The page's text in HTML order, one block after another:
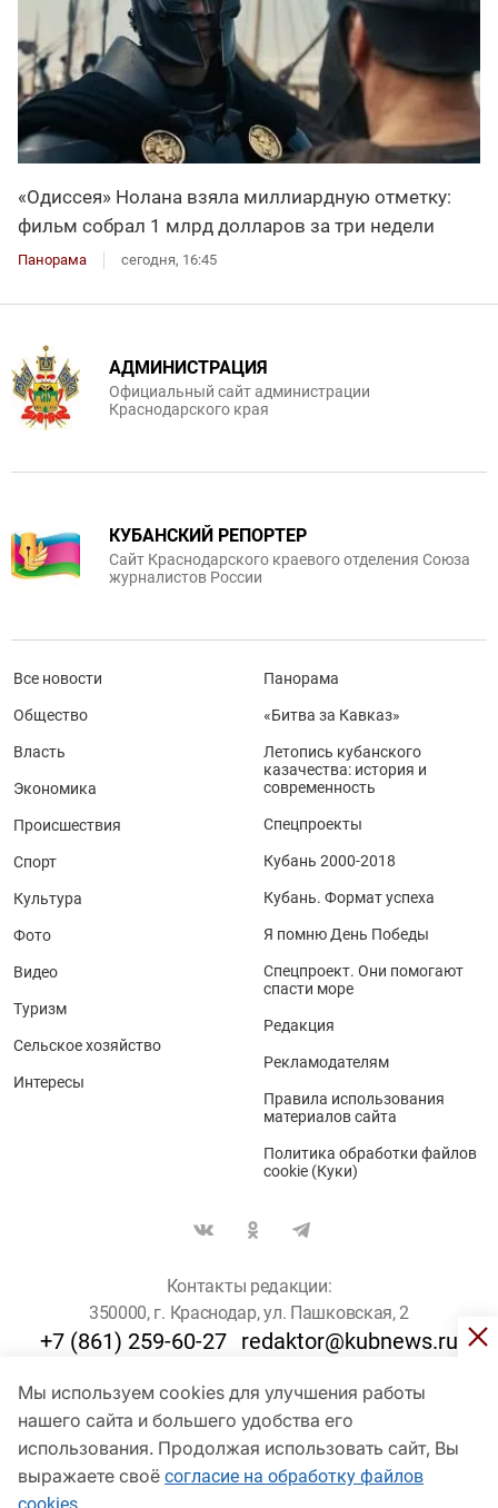
«Одиссея» Нолана взяла миллиардную отметку:
фильм собрал 1 млрд долларов за три недели
Панорама сегодня, 16:45
Мы используем cookies для улучшения работы
нашего сайта и большего удобства его
использования. Продолжая использовать сайт, Вы
выражаете своё согласие на обработку файлов
АДМИНИСТРАЦИЯ
Официальный сайт администрации
Краснодарского края
КУБАНСКИЙ РЕПОРТЕР
Сайт Краснодарского краевого отделения Союза
журналистов России
Все новости
Общество
Власть
Экономика
Происшествия
Спорт
Культура
Фото
Видео
Туризм
Сельское хозяйство
Интересы
Панорама
«Битва за Кавказ»
Летопись кубанского
казачества: история и
современность
Спецпроекты
Кубань 2000-2018
Кубань. Формат успеха
Я помню День Победы
Спецпроект. Они помогают
спасти море
Редакция
Рекламодателям
Правила использования
материалов сайта
Политика обработки файлов
cookie (Куки)
Контакты редакции:
350000, г. Краснодар, ул. Пашковская, 2
+7 (861) 259-60-27 redaktor@kubnews.ru
Для пользователей старше 16 лет
© Кубанские Новости, 2017
Сетевое издание «kubnews» зарегистрировано Федеральной
службой по надзору в сфере связи, информационных технологий